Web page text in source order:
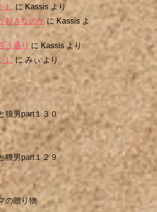
し に Kassis より
好きなのか に Kassis よ
う通り に Kassis より
し に みぃより
狼男part１３０
狼男part１２９
の贈り物